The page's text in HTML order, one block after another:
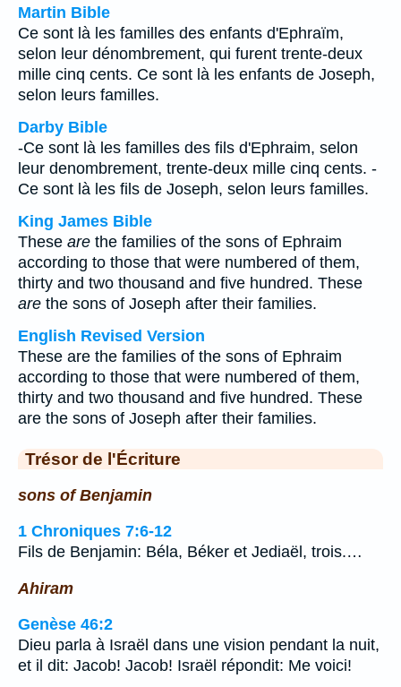
Martin Bible
Ce sont là les familles des enfants d'Ephraïm,
selon leur dénombrement, qui furent trente-deux
mille cinq cents. Ce sont là les enfants de Joseph,
selon leurs familles.
Darby Bible
-Ce sont là les familles des fils d'Ephraim, selon
leur denombrement, trente-deux mille cinq cents. -
Ce sont là les fils de Joseph, selon leurs familles.
King James Bible
These are the families of the sons of Ephraim
according to those that were numbered of them,
thirty and two thousand and five hundred. These
are the sons of Joseph after their families.
English Revised Version
These are the families of the sons of Ephraim
according to those that were numbered of them,
thirty and two thousand and five hundred. These
are the sons of Joseph after their families.
Trésor de l'Écriture
sons of Benjamin
1 Chroniques 7:6-12
Fils de Benjamin: Béla, Béker et Jediaël, trois.…
Ahiram
Genèse 46:2
Dieu parla à Israël dans une vision pendant la nuit,
et il dit: Jacob! Jacob! Israël répondit: Me voici!